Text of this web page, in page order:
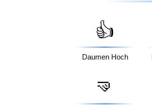
👍
Daumen Hoch
🤜